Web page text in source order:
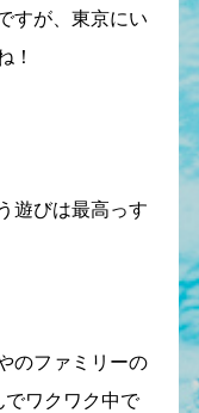
すが、東京にい
！
遊びは最高っす
のファミリーの
ワクワク中で